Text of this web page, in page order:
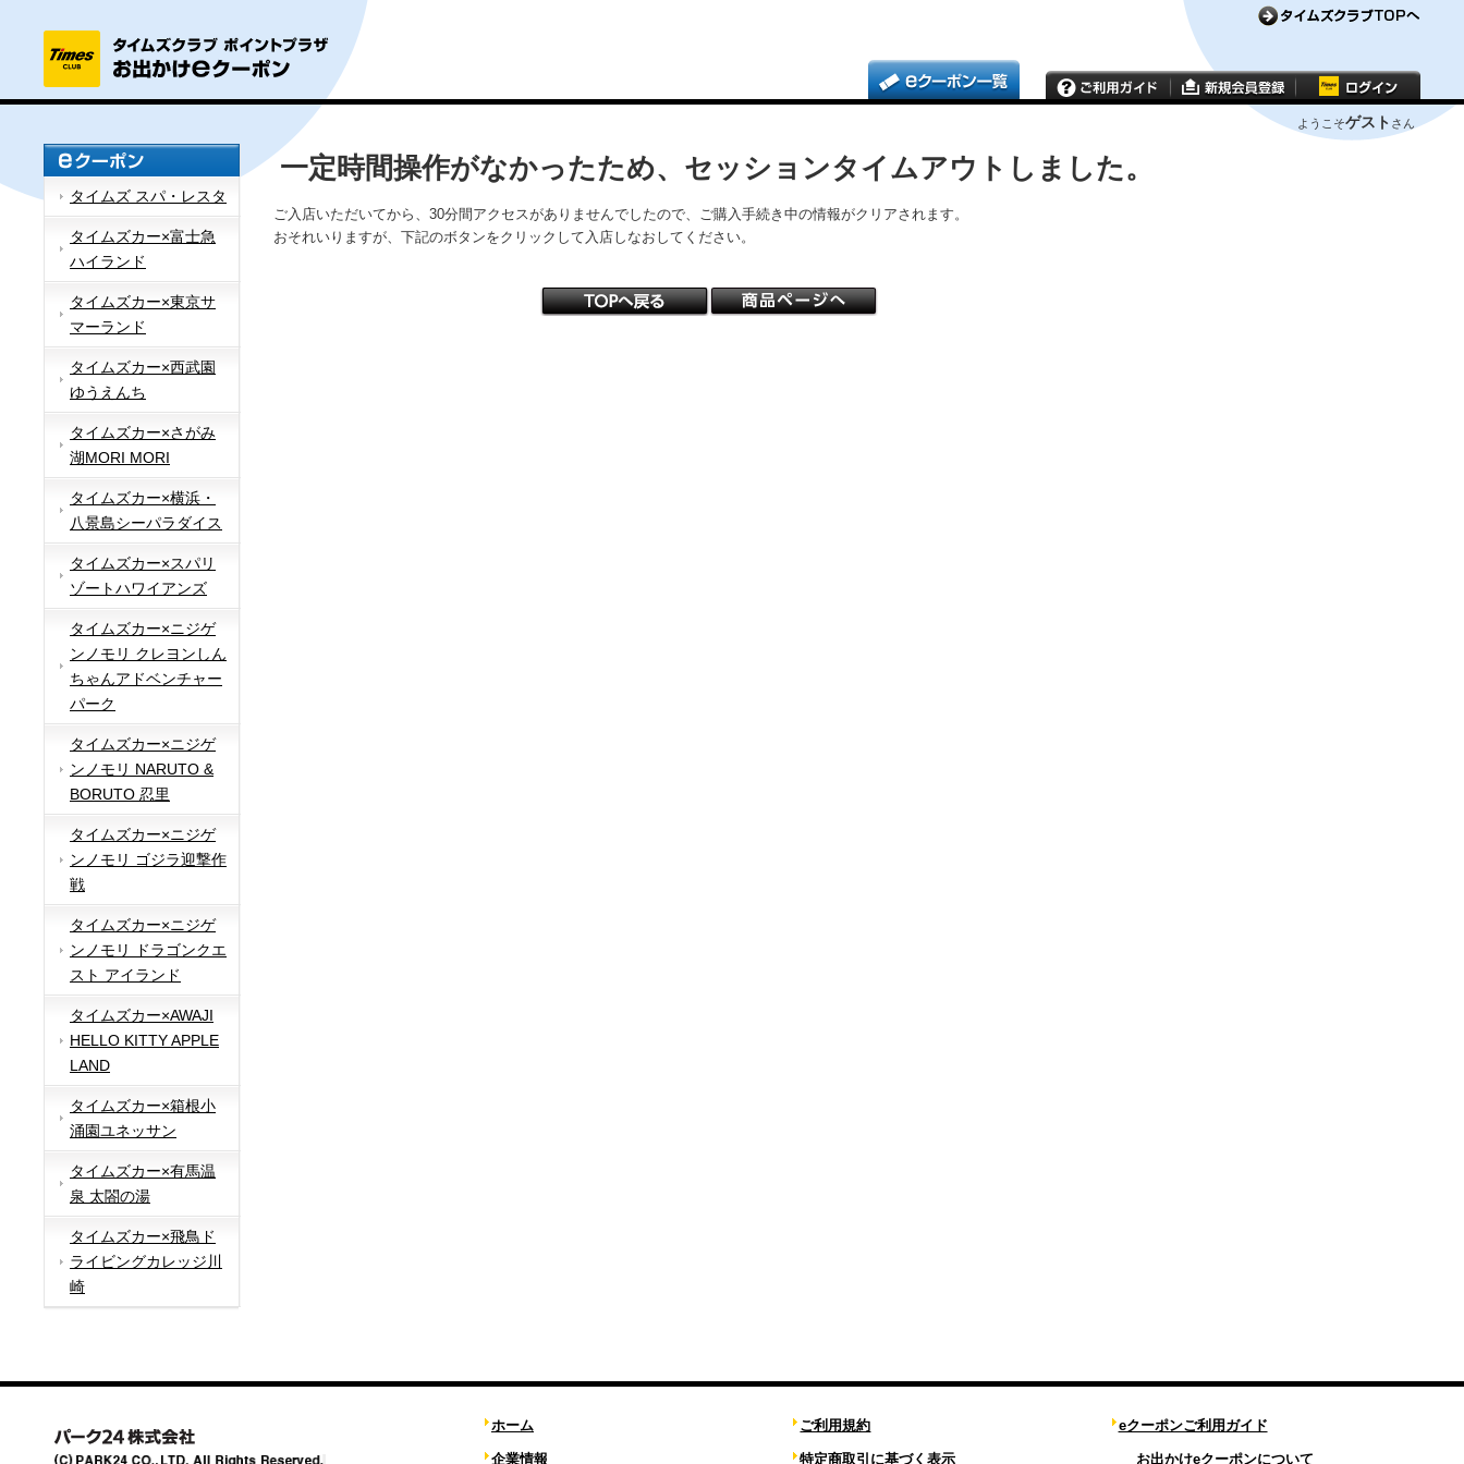
ようこそゲスト さん
タイムズ スパ・レスタ
タイムズカー×富士急
ハイランド
タイムズカー×東京サ
マーランド
タイムズカー×西武園
ゆうえんち
タイムズカー×さがみ
湖MORI MORI
タイムズカー×横浜・
八景島シーパラダイス
タイムズカー×スパリ
ゾートハワイアンズ
タイムズカー×ニジゲ
ンノモリ クレヨンしん
ちゃんアドベンチャー
パーク
タイムズカー×ニジゲ
ンノモリ NARUTO &
BORUTO 忍里
タイムズカー×ニジゲ
ンノモリ ゴジラ迎撃作
戦
タイムズカー×ニジゲ
ンノモリ ドラゴンクエ
スト アイランド
タイムズカー×AWAJI
HELLO KITTY APPLE
LAND
タイムズカー×箱根小
涌園ユネッサン
タイムズカー×有馬温
泉 太閤の湯
タイムズカー×飛鳥ド
ライビングカレッジ川
崎
一定時間操作がなかったため、セッションタイムアウトしました。
ご入店いただいてから、30分間アクセスがありませんでしたので、ご購入手続き中の情報がクリアされます。
おそれいりますが、下記のボタンをクリックして入店しなおしてください。
ホーム
企業情報
ご利用規約
特定商取引に基づく表示
eクーポンご利用ガイド
お出かけeクーポンについて